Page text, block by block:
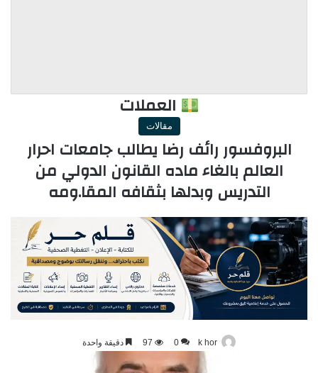
العملات
مقالات
البروفسور رائف رضا يطالب جامعات احرار
العالم بالغاء ماده القانون الدولي من
التدريس وبدلها بثقافه المقا.ومه
k hor
0
97 دقيقة واحدة